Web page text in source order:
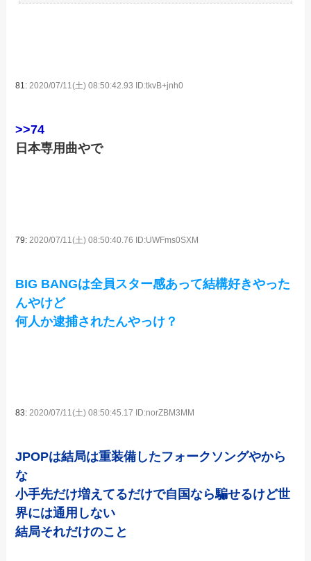
81:2020/07/11(土) 08:50:42.93 ID:tkvB+jnh0
>>74
日本専用曲やで
79:2020/07/11(土) 08:50:40.76 ID:UWFms0SXM
BIG BANGは全員スター感あって結構好きやった
んやけど
何人か逮捕されたんやっけ？
83:2020/07/11(土) 08:50:45.17 ID:norZBM3MM
JPOPは結局は重装備したフォークソングやから
な
小手先だけ増えてるだけで自国なら騙せるけど世
界には通用しない
結局それだけのこと